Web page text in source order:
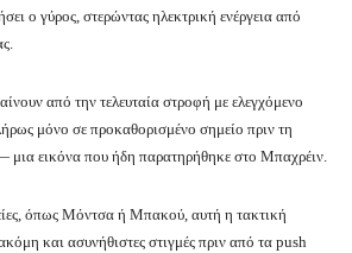
ο γύρος, στερώντας ηλεκτρική ενέργεια από
από την τελευταία στροφή με ελεγχόμενο
μόνο σε προκαθορισμένο σημείο πριν τη
μια εικόνα που ήδη παρατηρήθηκε στο Μπαχρέιν.
όπως Μόντσα ή Μπακού, αυτή η τακτική
και ασυνήθιστες στιγμές πριν από τα push